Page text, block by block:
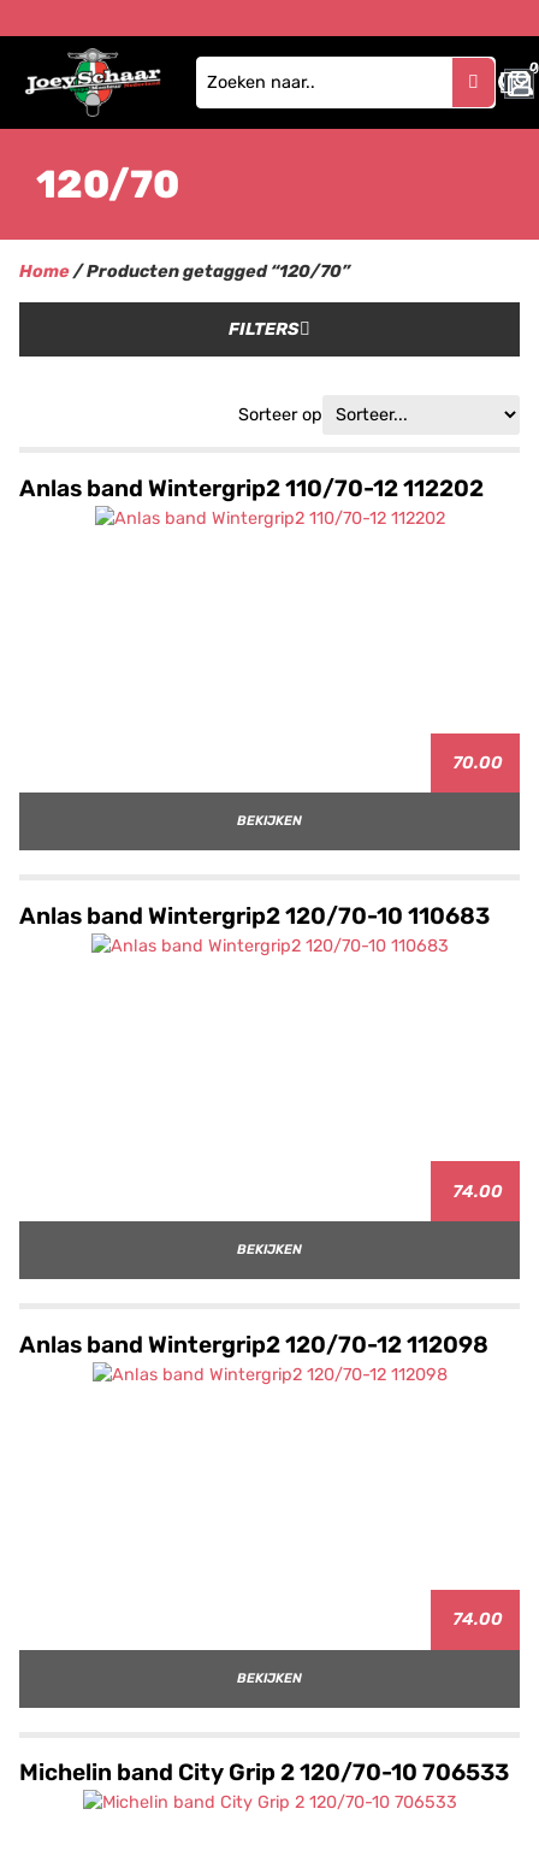
0
0
120/70
Home/ Producten getagged “120/70”
FILTERS
Sorteer op
Anlas band Wintergrip2 110/70-12 112202
70.00
BEKIJKEN
Anlas band Wintergrip2 120/70-10 110683
74.00
BEKIJKEN
Anlas band Wintergrip2 120/70-12 112098
74.00
BEKIJKEN
Michelin band City Grip 2 120/70-10 706533